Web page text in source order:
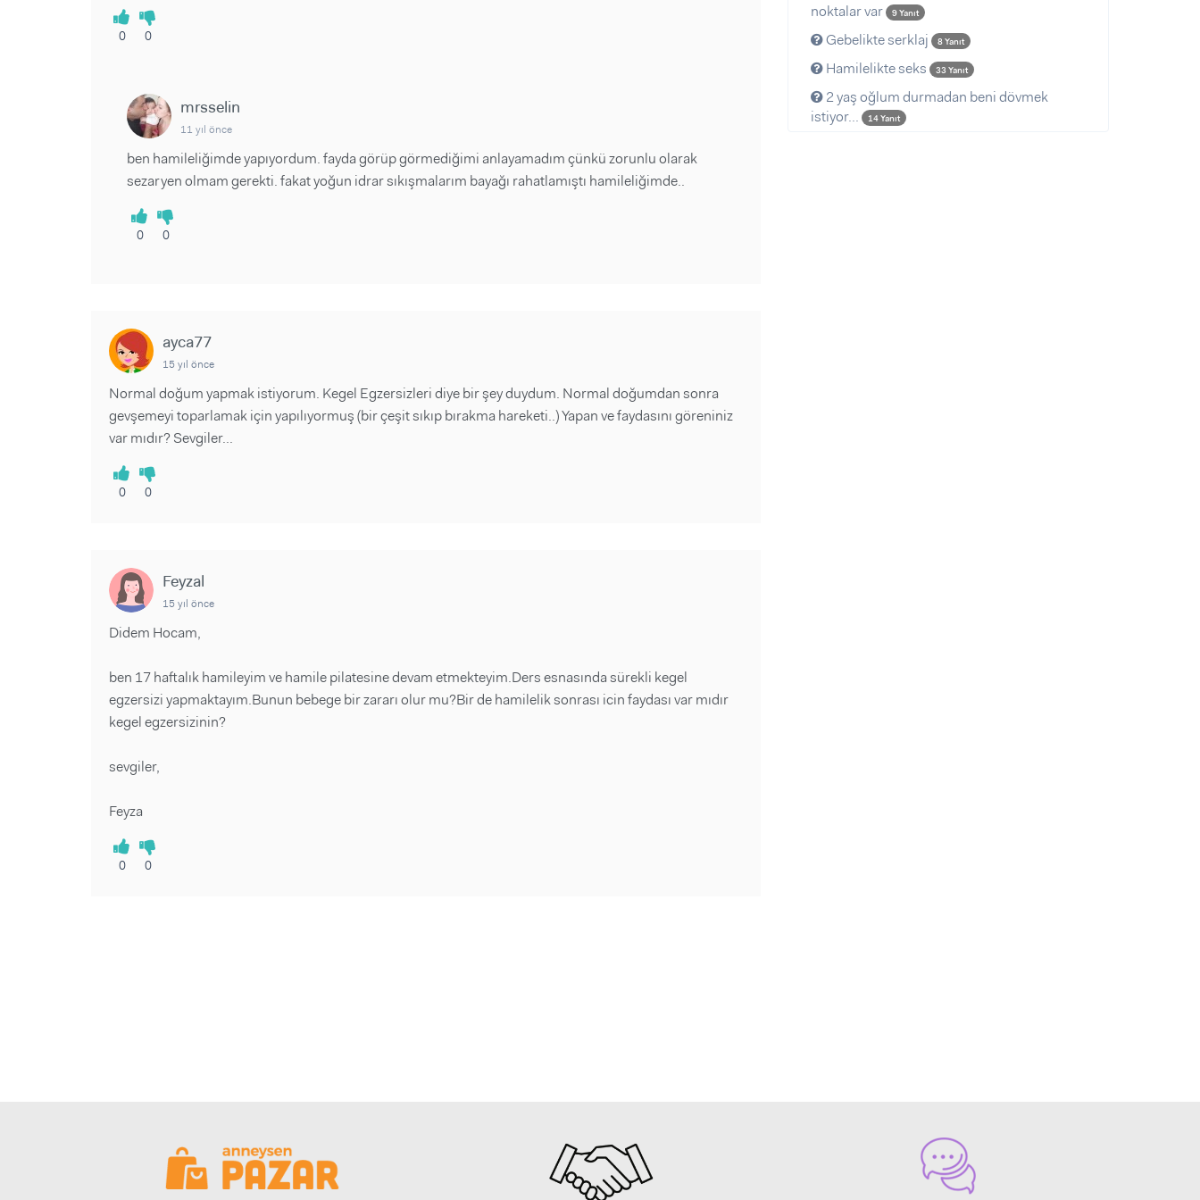
0 0
mrsselin
11 yıl önce
ben hamileliğimde yapıyordum. fayda görüp görmediğimi anlayamadım çünkü zorunlu olarak
sezaryen olmam gerekti. fakat yoğun idrar sıkışmalarım bayağı rahatlamıştı hamileliğimde..
0 0
ayca77
15 yıl önce
Normal doğum yapmak istiyorum. Kegel Egzersizleri diye bir şey duydum. Normal doğumdan sonra
gevşemeyi toparlamak için yapılıyormuş (bir çeşit sıkıp bırakma hareketi..) Yapan ve faydasını göreniniz
var mıdır? Sevgiler...
0 0
Feyzal
15 yıl önce
Didem Hocam,
ben 17 haftalık hamileyim ve hamile pilatesine devam etmekteyim.Ders esnasında sürekli kegel
egzersizi yapmaktayım.Bunun bebege bir zararı olur mu?Bir de hamilelik sonrası icin faydası var mıdır
kegel egzersizinin?
sevgiler,
Feyza
0 0
noktalar var
9 Yanıt
Gebelikte serklaj 8 Yanıt
Hamilelikte seks 33 Yanıt
2 yaş oğlum durmadan beni dövmek
istiyor...
14 Yanıt